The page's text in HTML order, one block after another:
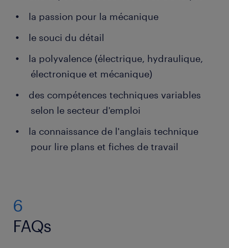
la passion pour la mécanique
le souci du détail
la polyvalence (électrique, hydraulique,
électronique et mécanique)
des compétences techniques variables
selon le secteur d'emploi
la connaissance de l'anglais technique
pour lire plans et fiches de travail
6
FAQs